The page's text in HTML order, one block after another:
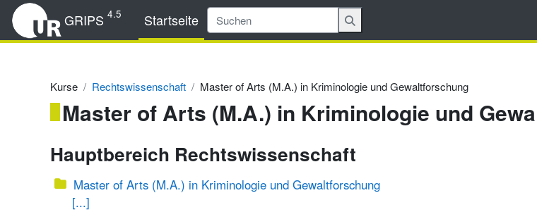
Zum Hauptinhalt
GRIPS 4.5 Startseite
Kurse Rechtswissenschaft Master of Arts (M.A.) in Kriminologie und Gewaltforschung
Master of Arts (M.A.) in Kriminologie und
Hauptbereich Rechtswissenschaft
Master of Arts (M.A.) in Kriminologie und Gewaltforschung
[...]